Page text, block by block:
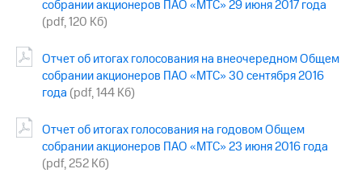
собрании акционеров ПАО «МТС» 29 июня 2017 года
(pdf, 120 Кб)
Отчет об итогах голосования на внеочередном Общем
собрании акционеров ПАО «МТС» 30 сентября 2016
года (pdf, 144 Кб)
Отчет об итогах голосования на годовом Общем
собрании акционеров ПАО «МТС» 23 июня 2016 года
(pdf, 252 Кб)